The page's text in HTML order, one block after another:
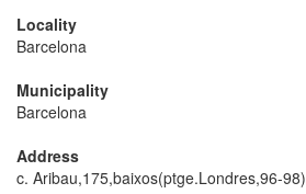
Locality
Barcelona
Municipality
Barcelona
Address
c. Aribau,175,baixos(ptge.Londres,96-98)